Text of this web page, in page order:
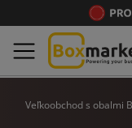
Veľkoobchod s obalmi